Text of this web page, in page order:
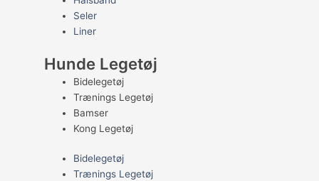
Seler
Liner
Hunde Legetøj
Bidelegetøj
Trænings Legetøj
Bamser
Kong Legetøj
Bidelegetøj
Trænings Legetøj